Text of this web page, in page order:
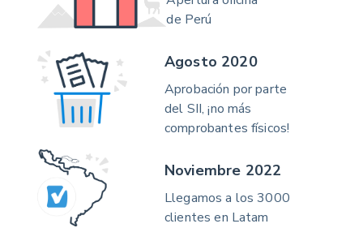
de Perú
Agosto 2020
Aprobación por parte
del SII, ¡no más
comprobantes físicos!
Noviembre 2022
Llegamos a los 3000
clientes en Latam